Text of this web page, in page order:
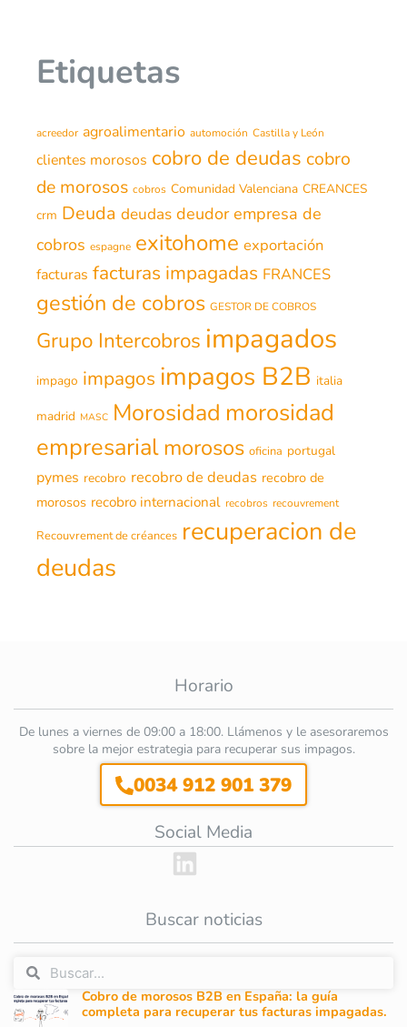
Etiquetas
acreedor agroalimentario automoción Castilla y León
clientes morosos cobro de deudas cobro
de morosos cobros Comunidad Valenciana CREANCES
crm Deuda deudas deudor empresa de
cobros espagne exitohome exportación
facturas facturas impagadas FRANCES
gestión de cobros GESTOR DE COBROS
Grupo Intercobros impagados
impago impagos impagos B2B italia
madrid MASC Morosidad morosidad
empresarialmorosos oficina portugal
pymes recobro recobro de deudas recobro de
morosos recobro internacional recobros recouvrement
Recouvrement de créances recuperacion de
deudas
Horario
De lunes a viernes de 09:00 a 18:00. Llámenos y le asesoraremos
sobre la mejor estrategia para recuperar sus impagos.
0034 912 901 379
Social Media
Buscar noticias
Cobro de morosos B2B en España: la guía
completa para recuperar tus facturas impagadas.